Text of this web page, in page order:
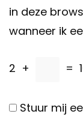
in deze
wanneer ik
2 + =
Stuur mij